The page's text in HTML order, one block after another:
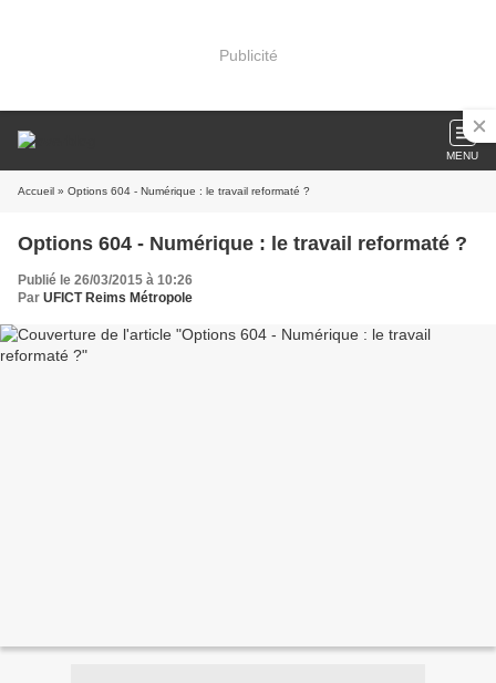
Publicité
MENU
Accueil » Options 604 - Numérique : le travail reformaté ?
Options 604 - Numérique : le travail reformaté ?
Publié le 26/03/2015 à 10:26
Par UFICT Reims Métropole